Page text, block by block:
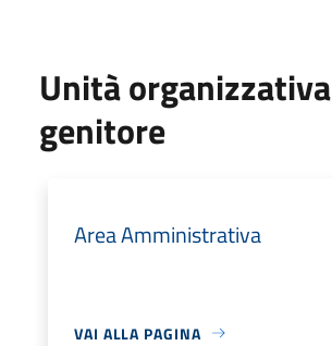
Unità organizzativa
genitore
Area Amministrativa
VAI ALLA PAGINA